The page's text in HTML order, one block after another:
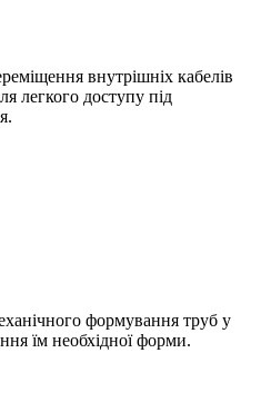
внутрішніх кабелів
легкого доступу під
формування труб у
їм необхідної форми.